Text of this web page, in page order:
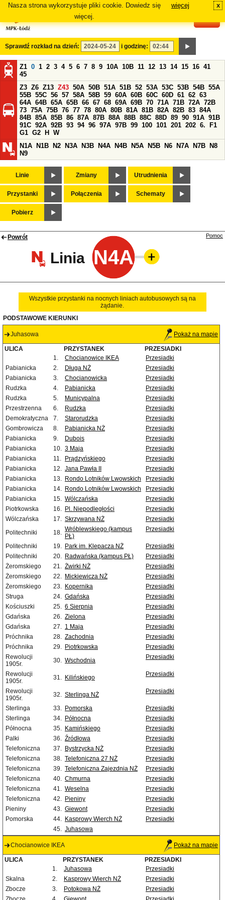
Nasza strona wykorzystuje pliki cookie. Dowiedz się
więcej.
więcej x
Sprawdź rozkład na dzień: i godzinę:
Z1 0 1 2 3 4 5 6 7 8 9 10A 10B 11 12 13 14 15 16 41
45
Z3 Z6 Z13 Z43 50A 50B 51A 51B 52 53A 53C 53B 54B 55A
55B 55C 56 57 58A 58B 59 60A 60B 60C 60D 61 62 63
64A 64B 65A 65B 66 67 68 69A 69B 70 71A 71B 72A 72B
73 75A 75B 76 77 78 80A 80B 81A 81B 82A 82B 83 84A
84B 85A 85B 86 87A 87B 88A 88B 88C 88D 89 90 91A 91B
91C 92A 92B 93 94 96 97A 97B 99 100 101 201 202 6.
F1
G1 G2 H
W
N1A
N1B N2 N3A N3B N4A N4B N5A N5B N6 N7A N7B
N8
N9
Linie Zmiany Utrudnienia
Przystanki Połączenia Schematy
Pobierz
Powrót
Linia N4A
Pomoc
Wszystkie przystanki na nocnych liniach autobusowych są na
żądanie.
PODSTAWOWE KIERUNKI
Juhasowa Pokaż na mapie
ULICA PRZYSTANEK
PRZESIADKI
1.
Chocianowice IKEA
Przesiadki
Pabianicka
2. Długa NŻ
Przesiadki
Pabianicka
3. Chocianowicka
Przesiadki
Rudzka
4. Pabianicka
Przesiadki
Rudzka
5. Municypalna
Przesiadki
Przestrzenna
6. Rudzka
Przesiadki
Demokratyczna
7. Starorudzka
Przesiadki
Gombrowicza
8. Pabianicka NŻ
Przesiadki
Pabianicka
9. Dubois
Przesiadki
Pabianicka
10. 3 Maja
Przesiadki
Pabianicka
11. Prądzyńskiego
Przesiadki
Pabianicka
12. Jana Pawła II
Przesiadki
Pabianicka
13. Rondo Lotników Lwowskich
Przesiadki
Pabianicka
14. Rondo Lotników Lwowskich
Przesiadki
Pabianicka
15. Wólczańska
Przesiadki
Piotrkowska
16. Pl. Niepodległości
Przesiadki
Wólczańska
17. Skrzywana NŻ
Przesiadki
Politechniki
18. Wróblewskiego (kampus
PŁ)
Przesiadki
Politechniki 19. Park im. Klepacza NŻ
Przesiadki
Politechniki
20. Radwańska (kampus PŁ)
Przesiadki
Żeromskiego
21. Żwirki NŻ
Przesiadki
Żeromskiego
22. Mickiewicza NŻ
Przesiadki
Żeromskiego
23. Kopernika
Przesiadki
Struga
24. Gdańska
Przesiadki
Kościuszki
25. 6 Sierpnia
Przesiadki
Gdańska
26. Zielona
Przesiadki
Gdańska
27. 1 Maja
Przesiadki
Próchnika
28. Zachodnia
Przesiadki
Próchnika
29. Piotrkowska
Przesiadki
Rewolucji
1905r.
30. Wschodnia Przesiadki
Rewolucji
1905r.
31. Kilińskiego Przesiadki
Rewolucji
1905r.
32. Sterlinga NŻ Przesiadki
Sterlinga 33. Pomorska
Przesiadki
Sterlinga
34. Północna
Przesiadki
Północna
35. Kamińskiego
Przesiadki
Palki
36. Źródłowa
Przesiadki
Telefoniczna
37. Bystrzycka NŻ
Przesiadki
Telefoniczna
38. Telefoniczna 27 NŻ
Przesiadki
Telefoniczna
39. Telefoniczna Zajezdnia NŻ
Przesiadki
Telefoniczna
40. Chmurna
Przesiadki
Telefoniczna
41. Weselna
Przesiadki
Telefoniczna
42. Pieniny
Przesiadki
Pieniny
43. Giewont
Przesiadki
Pomorska
44. Kasprowy Wierch NŻ
Przesiadki
45. Juhasowa
Chocianowice IKEA Pokaż na mapie
ULICA PRZYSTANEK
PRZESIADKI
1.
Juhasowa
Przesiadki
Skalna
2. Kasprowy Wierch NŻ
Przesiadki
Zbocze
3. Potokowa NŻ
Przesiadki